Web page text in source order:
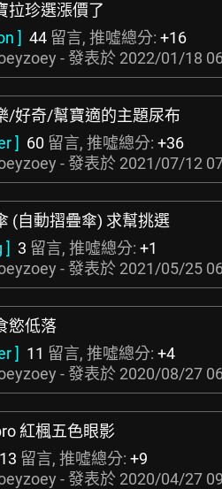
拉珍選漲價了
] 44 留言, 推噓總分: +16
- 發表於 2022/01/18
/好奇/幫寶適的主題尿布
] 60 留言, 推噓總分: +36
- 發表於 2021/07/12
(自動摺疊傘) 求幫挑選
] 3 留言, 推噓總分: +1
- 發表於 2021/05/25
慾低落
] 11 留言, 推噓總分: +4
- 發表於 2020/08/27
紅楓五色眼影
13 留言, 推噓總分: +9
- 發表於 2020/04/27